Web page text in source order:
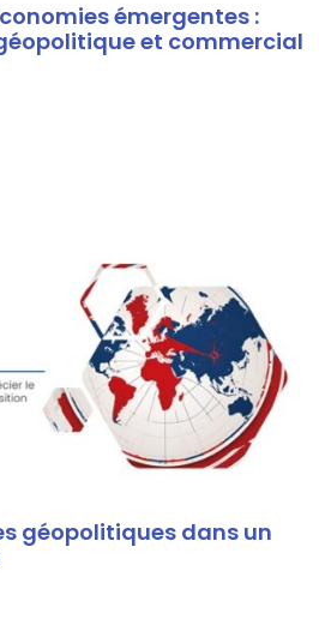
émergentes :
et commercial
géopolitiques dans un